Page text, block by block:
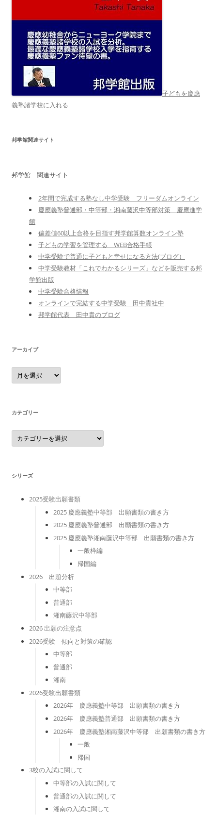
子どもを慶應
義塾諸学校に入れる
邦学館関連サイト
邦学館 関連サイト
2年間で完成する塾なし中学受験 フリーダムオンライン
慶應義塾普通部・中等部・湘南藤沢中等部対策 慶應進学
館
偏差値60以上合格を目指す邦学館算数オンライン塾
子どもの学習を管理する WEB合格手帳
中学受験で普通に子どもと幸せになる方法(ブログ）
中学受験教材「これでわかるシリーズ」などを販売する邦
学館出版
中学受験合格情報
オンラインで完結する中学受験 田中貴社中
邦学館代表 田中貴のブログ
アーカイブ
ア
ー
カ
カテゴリー
カ
テ
ゴ
シリーズ
2025受験出願書類
2025 慶應義塾中等部 出願書類の書き方
2025 慶應義塾普通部 出願書類の書き方
2025 慶應義塾湘南藤沢中等部 出願書類の書き方
一般枠編
帰国編
2026 出題分析
中等部
普通部
湘南藤沢中等部
2026 出願の注意点
2026受験 傾向と対策の確認
中等部
普通部
湘南
2026受験出願書類
2026年 慶應義塾中等部 出願書類の書き方
2026年 慶應義塾普通部 出願書類の書き方
2026年 慶應義塾湘南藤沢中等部 出願書類の書き方
一般
帰国
3校の入試に関して
中等部の入試に関して
普通部の入試に関して
湘南の入試に関して